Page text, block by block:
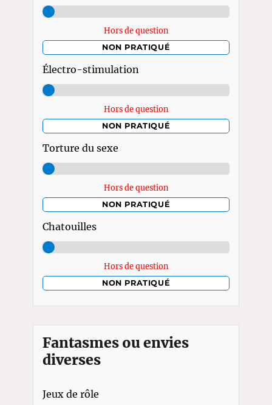
Hors de question
NON PRATIQUÉ
Électro-stimulation
Hors de question
NON PRATIQUÉ
Torture du sexe
Hors de question
NON PRATIQUÉ
Chatouilles
Hors de question
NON PRATIQUÉ
Fantasmes ou envies
diverses
Jeux de rôle